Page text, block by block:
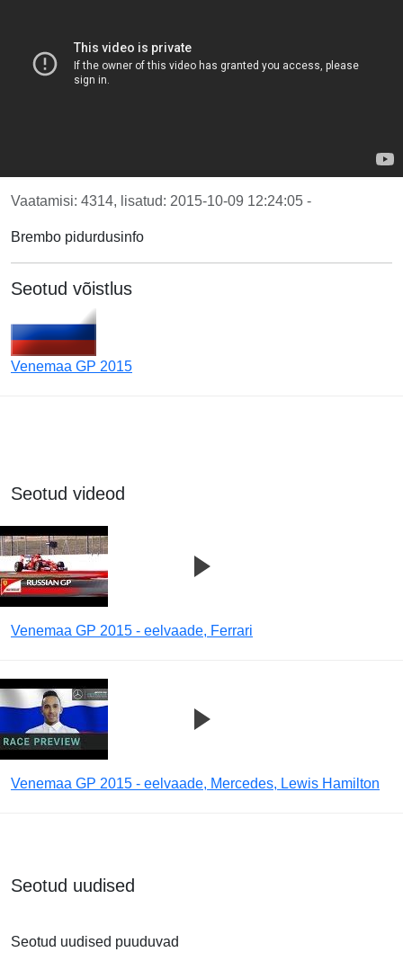
Vaatamisi: 4314, lisatud: 2015-10-09 12:24:05 -
Brembo pidurdusinfo
Seotud võistlus
Venemaa GP 2015
Seotud videod
Venemaa GP 2015 - eelvaade, Ferrari
Venemaa GP 2015 - eelvaade, Mercedes, Lewis Hamilton
Seotud uudised
Seotud uudised puuduvad